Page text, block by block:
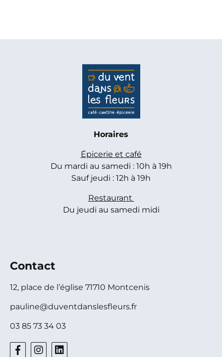
Horaires
Épicerie et café
Du mardi au samedi : 10h à 19h
Sauf jeudi : 12h à 19h
Restaurant
Du jeudi au samedi midi
Contact
12, place de l’église 71710 Montcenis
pauline@duventdanslesfleurs.fr
03 85 73 34 03